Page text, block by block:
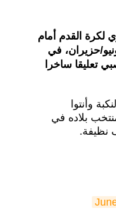
القدم أمام
في المباراة التي جمعت بينهما، أمس الثلاثاء 19 يونيو/حزيران، في
تعليقا ساخرا
وأنتوا
بلاده في
نظيفة.